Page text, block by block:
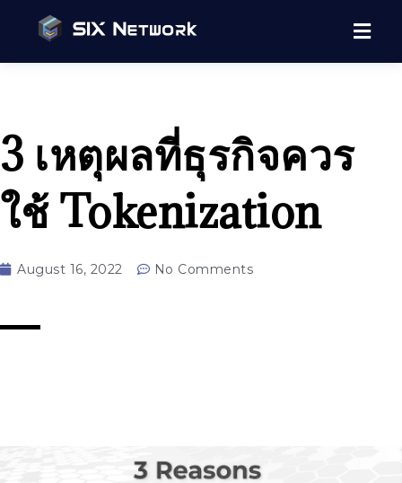
3 เหตุผลที่ธุรกิจควร
ใช้ Tokenization
August 16, 2022 No Comments